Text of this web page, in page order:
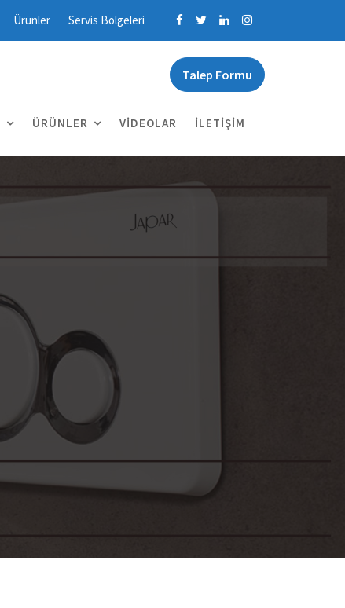
Ürünler Servis Bölgeleri
Talep Formu
ÜRÜNLER VIDEOLAR İLETIŞIM